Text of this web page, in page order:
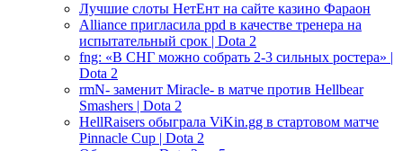
Лучшие слоты НетЕнт на сайте казино Фараон
Alliance пригласила ppd в качестве тренера на
испытательный срок | Dota 2
fng: «В СНГ можно собрать 2-3 сильных ростера» |
Dota 2
rmN- заменит Miracle- в матче против Hellbear
Smashers | Dota 2
HellRaisers обыграла ViKin.gg в стартовом матче
Pinnacle Cup | Dota 2